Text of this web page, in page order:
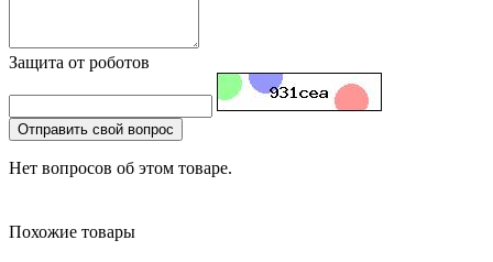
Защита от роботов
Отправить свой вопрос
Нет вопросов об этом товаре.
Похожие товары